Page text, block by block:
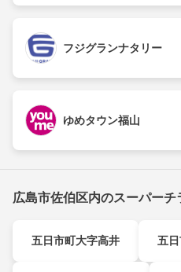
フジグランナタリー
ゆめタウン福山
広島市佐伯区内のスーパーチ
五日市町大字高井 五